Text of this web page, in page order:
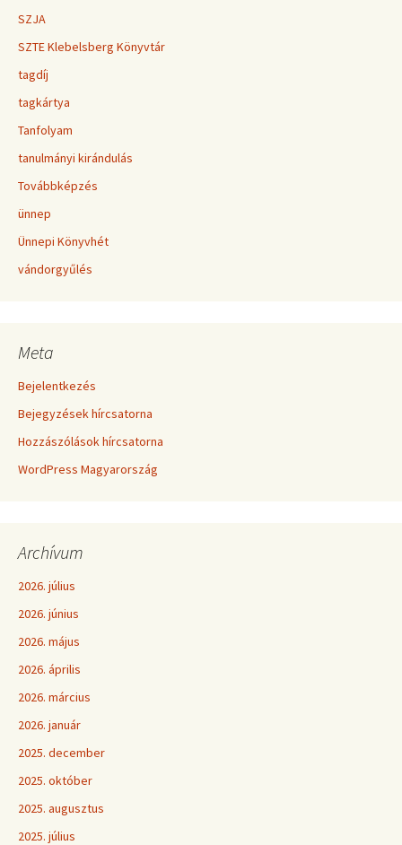
SZJA
SZTE Klebelsberg Könyvtár
tagdíj
tagkártya
Tanfolyam
tanulmányi kirándulás
Továbbképzés
ünnep
Ünnepi Könyvhét
vándorgyűlés
Meta
Bejelentkezés
Bejegyzések hírcsatorna
Hozzászólások hírcsatorna
WordPress Magyarország
Archívum
2026. július
2026. június
2026. május
2026. április
2026. március
2026. január
2025. december
2025. október
2025. augusztus
2025. július